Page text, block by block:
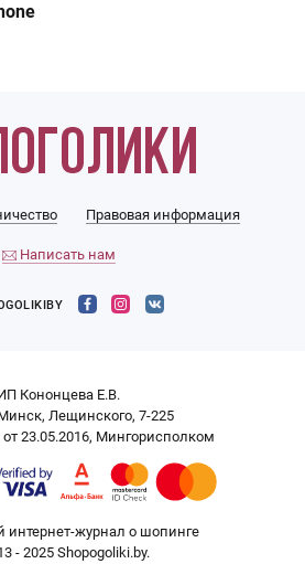
Правовая информация
Написать нам
Кононцева Е.В.
Лещинского, 7-225
23.05.2016, Мингорисполком
интернет-журнал о шопинге
- 2025 Shopogoliki.by.